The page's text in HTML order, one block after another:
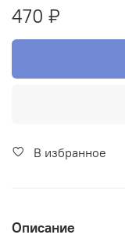
470 ₽
В избранное
Описание